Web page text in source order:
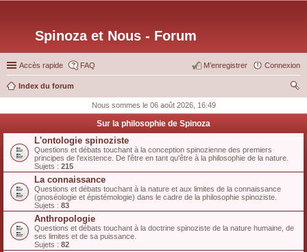
Spinoza et Nous - Forum
Accès rapide FAQ Connexion
M’enregistrer
Index du forum
ch
Nous sommes le 06 août 2026, 16:49
Sur la philosophie de Spinoza
L'ontologie spinoziste
Questions et débats touchant à la conception spinozienne des premiers
principes de l'existence. De l'être en tant qu'être à la philosophie de la nature.
Sujets : 215
La connaissance
Questions et débats touchant à la nature et aux limites de la connaissance
(gnoséologie et épistémologie) dans le cadre de la philosophie spinoziste.
Sujets : 83
Anthropologie
Questions et débats touchant à la doctrine spinoziste de la nature humaine, de
ses limites et de sa puissance.
Sujets : 82